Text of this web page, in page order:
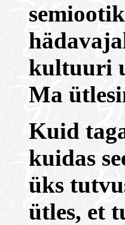
kultuuri
Ma
Kuid
kuidas
üks
ütles, et